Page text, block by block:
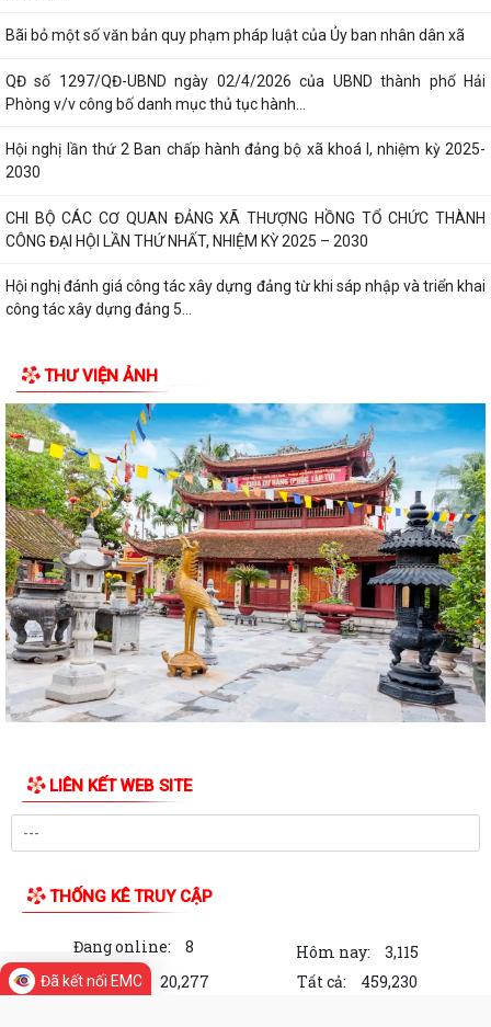
Bãi bỏ một số văn bản quy phạm pháp luật của Ủy ban nhân dân xã
QĐ số 1297/QĐ-UBND ngày 02/4/2026 của UBND thành phố Hải
Phòng v/v công bố danh mục thủ tục hành...
Hội nghị lần thứ 2 Ban chấp hành đảng bộ xã khoá I, nhiệm kỳ 2025-
2030
CHI BỘ CÁC CƠ QUAN ĐẢNG XÃ THƯỢNG HỒNG TỔ CHỨC THÀNH
CÔNG ĐẠI HỘI LẦN THỨ NHẤT, NHIỆM KỲ 2025 – 2030
Hội nghị đánh giá công tác xây dựng đảng từ khi sáp nhập và triển khai
công tác xây dựng đảng 5...
2026
Xã nhà tổ chức Hội nghị gặp mặt các đồng chí nguyên là lãnh đạo chủ
chốt của địa phương qua...
CHI BỘ UBND XÃ THƯỢNG HỒNG TỔ CHỨC ĐẠI HỘI CHI BỘ LẦN THỨ I,
NHIỆM KỲ 2025-2030
Xã Thượng Hồng tổ chức Lễ dâng hương, thắp nến tri ân các Anh hùng
liệt sĩ
Các tổ đại biểu HĐND xã tiếp xúc cử tri tại 6 điểm trên địa bàn xã
Xã Thượng Hồng với các hoạt động hướng về Kỷ niệm 78 năm ngày
Thương binh Liệt sỹ 27/07
Xã Thượng Hồng chủ động ứng phó với bão số 3
quyền địa phương 2 cấp
Chuyển mình mạnh mẽ về tư duy để Hải Phòng phát triển đột phá
THƯ VIỆN ẢNH
LIÊN KẾT WEB SITE
THỐNG KÊ TRUY CẬP
Đang online: 8 Hôm nay:
3,115
Trong tuần:
20,277 Tất cả: 459,230
Đã kết nối EMC